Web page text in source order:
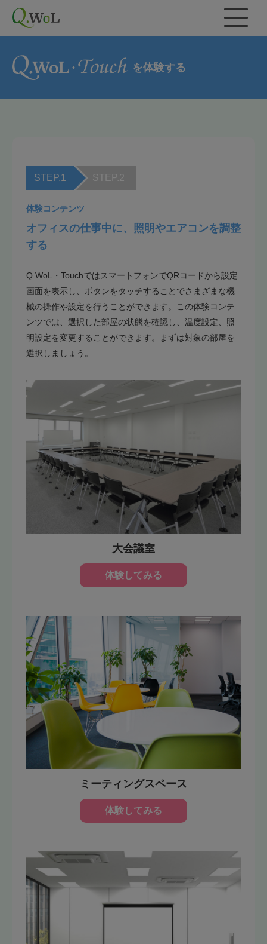
を体験する
STEP.1 STEP.2
体験コンテンツ
オフィスの仕事中に、照明やエアコンを調整
する
Q.WoL・TouchではスマートフォンでQRコードから設定
画面を表示し、ボタンをタッチすることでさまざまな機
械の操作や設定を行うことができます。この体験コンテ
ンツでは、選択した部屋の状態を確認し、温度設定、照
明設定を変更することができます。まずは対象の部屋を
選択しましょう。
大会議室
体験してみる
ミーティングスペース
体験してみる